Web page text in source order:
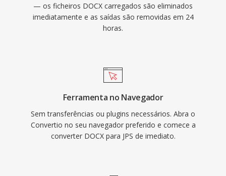
— os ficheiros DOCX carregados são eliminados
imediatamente e as saídas são removidas em 24
horas.
Ferramenta no Navegador
Sem transferências ou plugins necessários. Abra o
Convertio no seu navegador preferido e comece a
converter DOCX para JPS de imediato.